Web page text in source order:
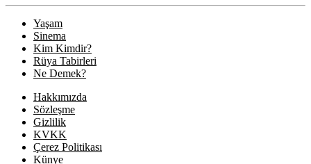
Yaşam
Sinema
Kim Kimdir?
Rüya Tabirleri
Ne Demek?
Hakkımızda
Sözleşme
Gizlilik
KVKK
Çerez Politikası
Künye